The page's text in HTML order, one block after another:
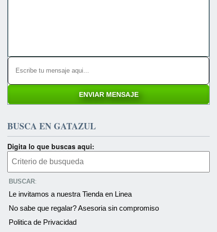
BUSCA EN GATAZUL
Digita lo que buscas aqui:
BUSCAR:
Le invitamos a nuestra Tienda en Linea
No sabe que regalar? Asesoria sin compromiso
Politica de Privacidad